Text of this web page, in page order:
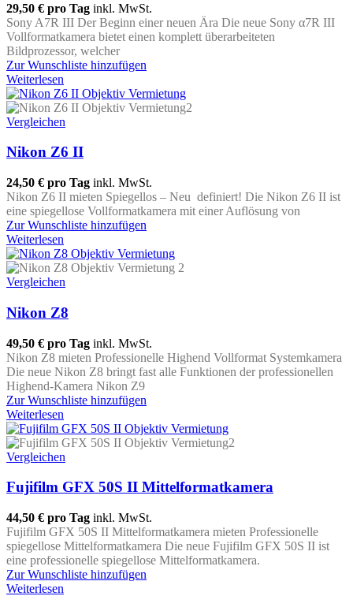
29,50 € pro Tag inkl. MwSt.
Sony A7R III Der Beginn einer neuen Ära Die neue Sony α7R III
Vollformatkamera bietet einen komplett überarbeiteten
Bildprozessor, welcher
Zur Wunschliste hinzufügen
Weiterlesen
Vergleichen
Nikon Z6 II
24,50 € pro Tag inkl. MwSt.
Nikon Z6 II mieten Spiegellos – Neu definiert! Die Nikon Z6 II ist
eine spiegellose Vollformatkamera mit einer Auflösung von
Zur Wunschliste hinzufügen
Weiterlesen
Vergleichen
Nikon Z8
49,50 € pro Tag inkl. MwSt.
Nikon Z8 mieten Professionelle Highend Vollformat Systemkamera
Die neue Nikon Z8 bringt fast alle Funktionen der professionellen
Highend-Kamera Nikon Z9
Zur Wunschliste hinzufügen
Weiterlesen
Vergleichen
Fujifilm GFX 50S II Mittelformatkamera
44,50 € pro Tag inkl. MwSt.
Fujifilm GFX 50S II Mittelformatkamera mieten Professionelle
spiegellose Mittelformatkamera Die neue Fujifilm GFX 50S II ist
eine professionelle spiegellose Mittelformatkamera.
Zur Wunschliste hinzufügen
Weiterlesen